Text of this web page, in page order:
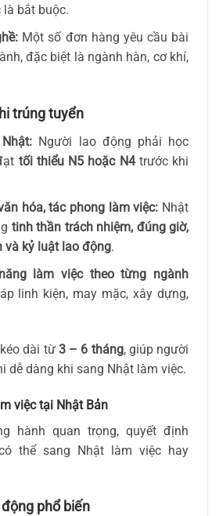
là bắt buộc.
Một số đơn hàng yêu cầu bài
đặc biệt là ngành hàn, cơ khí,
trúng tuyển
Người lao động phải học
tối thiểu N5 hoặc N4trước khi
hóa, tác phong làm việc: Nhật
tinh thần trách nhiệm, đúng giờ,
và kỷ luật lao động.
làm việc theo từng ngành
linh kiện, may mặc, xây dựng,
dài từ 3 – 6 tháng, giúp người
dễ dàng khi sang Nhật làm việc.
việc tại Nhật Bản
hành quan trọng, quyết định
thể sang Nhật làm việc hay
phổ biến